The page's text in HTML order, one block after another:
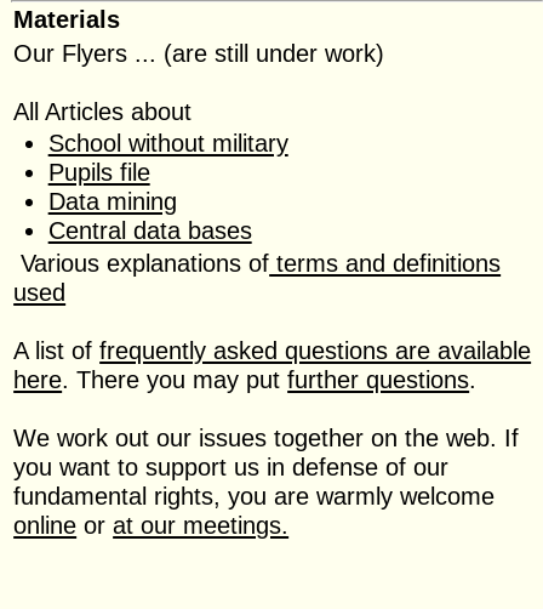
Materials
Our Flyers ... (are still under work)
All Articles about
School without military
Pupils file
Data mining
Central data bases
Various explanations of terms and definitions
used
A list offrequently asked questions are available
here. There you may putfurther questions.
We work out our issues together on the web. If
you want to support us in defense of our
fundamental rights, you are warmly welcome
online orat our meetings.